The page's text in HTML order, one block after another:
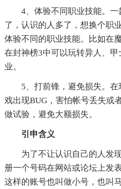
4、体验不同职业技能。
了，认识的人多了，想换个职
体验不同的职业技能。比如在
在封神榜3中可以玩转异人、
业。
5、打前锋，避免损失。
戏出现BUG，害怕帐号丢失或
做试验，避免大额损失。
引申含义
为了不让认识自己的人发
册一个号码在网站或论坛上发
这样的账号也叫做小号，也叫